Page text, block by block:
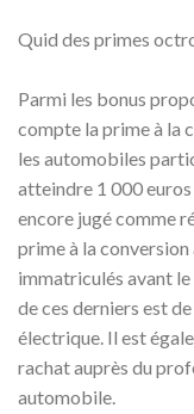
Quid des primes
Parmi les bonus
compte la prime à la
les automobiles
atteindre 1 000 euros
encore jugé comme
prime à la
immatriculés avant
de ces derniers est
électrique. Il est
rachat auprès du
automobile.